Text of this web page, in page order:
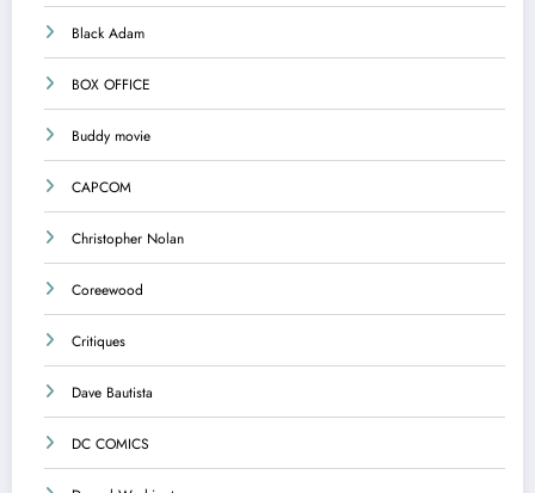
Black Adam
BOX OFFICE
Buddy movie
CAPCOM
Christopher Nolan
Coreewood
Critiques
Dave Bautista
DC COMICS